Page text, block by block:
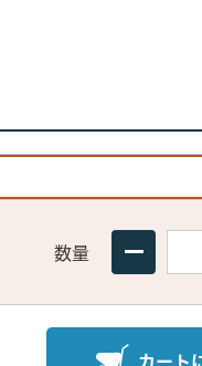
数量
カート